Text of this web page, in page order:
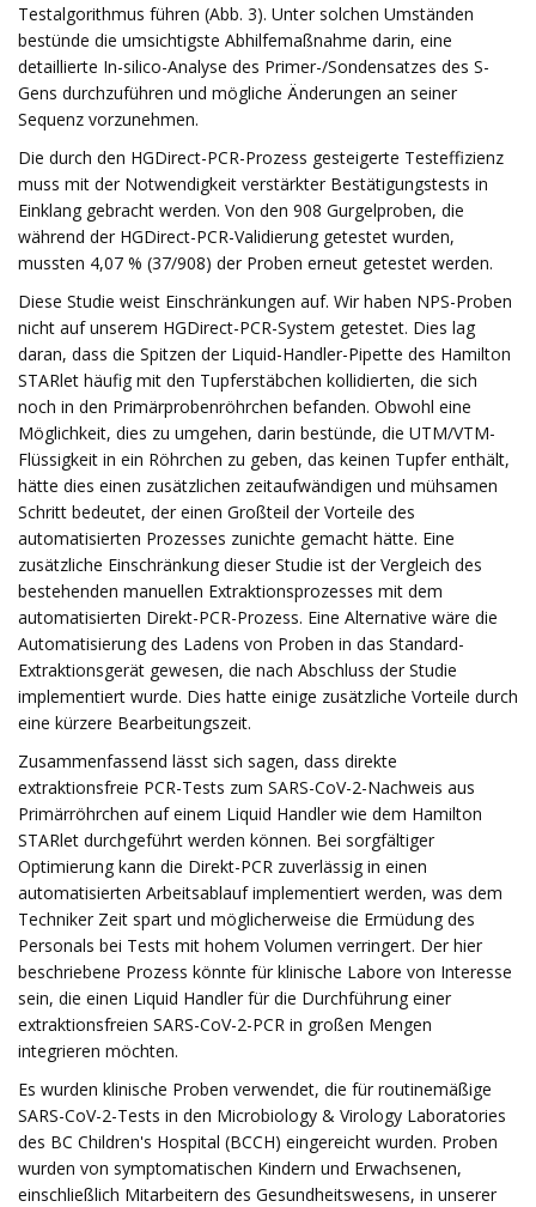
Testalgorithmus führen (Abb. 3). Unter solchen Umständen
bestünde die umsichtigste Abhilfemaßnahme darin, eine
detaillierte In-silico-Analyse des Primer-/Sondensatzes des S-
Gens durchzuführen und mögliche Änderungen an seiner
Sequenz vorzunehmen.
Die durch den HGDirect-PCR-Prozess gesteigerte Testeffizienz
muss mit der Notwendigkeit verstärkter Bestätigungstests in
Einklang gebracht werden. Von den 908 Gurgelproben, die
während der HGDirect-PCR-Validierung getestet wurden,
mussten 4,07 % (37/908) der Proben erneut getestet werden.
Diese Studie weist Einschränkungen auf. Wir haben NPS-Proben
nicht auf unserem HGDirect-PCR-System getestet. Dies lag
daran, dass die Spitzen der Liquid-Handler-Pipette des Hamilton
STARlet häufig mit den Tupferstäbchen kollidierten, die sich
noch in den Primärprobenröhrchen befanden. Obwohl eine
Möglichkeit, dies zu umgehen, darin bestünde, die UTM/VTM-
Flüssigkeit in ein Röhrchen zu geben, das keinen Tupfer enthält,
hätte dies einen zusätzlichen zeitaufwändigen und mühsamen
Schritt bedeutet, der einen Großteil der Vorteile des
automatisierten Prozesses zunichte gemacht hätte. Eine
zusätzliche Einschränkung dieser Studie ist der Vergleich des
bestehenden manuellen Extraktionsprozesses mit dem
automatisierten Direkt-PCR-Prozess. Eine Alternative wäre die
Automatisierung des Ladens von Proben in das Standard-
Extraktionsgerät gewesen, die nach Abschluss der Studie
implementiert wurde. Dies hatte einige zusätzliche Vorteile durch
eine kürzere Bearbeitungszeit.
Zusammenfassend lässt sich sagen, dass direkte
extraktionsfreie PCR-Tests zum SARS-CoV-2-Nachweis aus
Primärröhrchen auf einem Liquid Handler wie dem Hamilton
STARlet durchgeführt werden können. Bei sorgfältiger
Optimierung kann die Direkt-PCR zuverlässig in einen
automatisierten Arbeitsablauf implementiert werden, was dem
Techniker Zeit spart und möglicherweise die Ermüdung des
Personals bei Tests mit hohem Volumen verringert. Der hier
beschriebene Prozess könnte für klinische Labore von Interesse
sein, die einen Liquid Handler für die Durchführung einer
extraktionsfreien SARS-CoV-2-PCR in großen Mengen
integrieren möchten.
Es wurden klinische Proben verwendet, die für routinemäßige
SARS-CoV-2-Tests in den Microbiology & Virology Laboratories
des BC Children's Hospital (BCCH) eingereicht wurden. Proben
wurden von symptomatischen Kindern und Erwachsenen,
einschließlich Mitarbeitern des Gesundheitswesens, in unserer